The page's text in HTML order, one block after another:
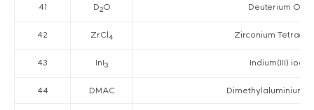
41 D2O Deuterium
42 ZrCl4 Zirconium
43 InI3 Indium(III)
44 DMAC Dimethylaluminium